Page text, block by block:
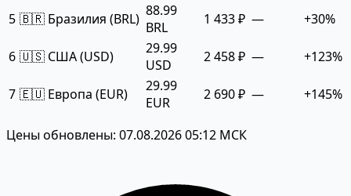
5 🇧🇷 Бразилия (BRL) 88.99
BRL
1 433 ₽ — +30%
6 🇺🇸 США (USD)
29.99
USD
2 458 ₽ — +123%
7 🇪🇺 Европа (EUR)
29.99
EUR
2 690 ₽ — +145%
Цены обновлены: 07.08.2026 05:12 МСК